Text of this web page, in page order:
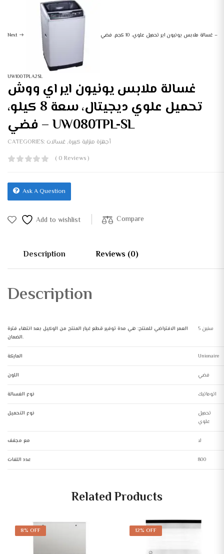
Next غسالة ملابس يونيون اير تحميل علوي، 10 كجم، فضي –
UW100TPLA2SL
غسالة ملابس يونيون اير اي ووش
تحميل علوي ديجيتال، سعة 8 كيلو،
فضي – UW080TPL-SL
CATEGORIES: أجهزة منزلية كبيرة, غسالات
( 0 Reviews )
Ask A Question
Add to wishlist Compare
Description Reviews (0)
Description
العمر الافتراضي للمنتج: هي مدة توفير قطع غيار المنتج من الوكيل بعد انتهاء فترة
الضمان.
5 سنين
الماركة Unionaire
اللون فضي
نوع الغسالة اتوماتيك
نوع التحميل
تحميل
علوي
مع مجفف لا
عدد اللفات 800
Related Products
8% OFF 12% OFF